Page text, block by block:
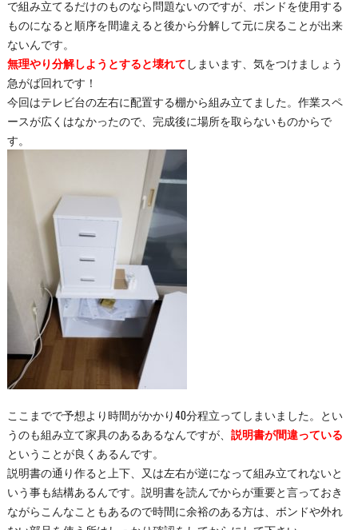
で組み立てるだけのものなら問題ないのですが、ボンドを使用する
ものになると順序を間違えると後から分解して元に戻ることが出来
ないんです。
無理やり分解しようとすると壊れて しまいます、気をつけましょう
急がば回れです！
今回はテレビ台の左右に配置する棚から組み立てました。作業スペ
ースが広くはなかったので、完成後に場所を取らないものからで
す。
ここまでで予想より時間がかかり40分程立ってしまいました。とい
うのも組み立て家具のあるあるなんですが、 説明書が間違っている
ということが良くあるんです。
説明書の通り作ると上下、又は左右が逆になって組み立てれないと
いう事も結構あるんです。説明書を読んでからが重要と言っておき
ながらこんなこともあるので時間に余裕のある方は、ボンドや外れ